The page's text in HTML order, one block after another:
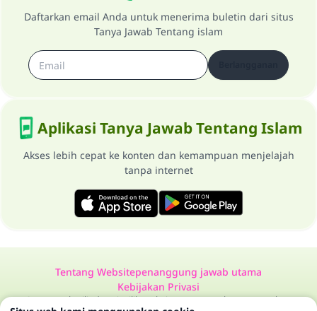
Daftarkan email Anda untuk menerima buletin dari situs
Tanya Jawab Tentang islam
Aplikasi Tanya Jawab Tentang Islam
Akses lebih cepat ke konten dan kemampuan menjelajah
tanpa internet
Tentang Websitepenanggung jawab utama
Kebijakan Privasi
Semua Hak Dilindungi Milik Website Tanya Jawab Tentang Islam